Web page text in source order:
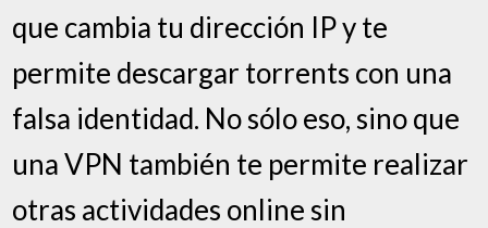
que cambia tu dirección IP y te
permite descargar torrents con una
falsa identidad. No sólo eso, sino que
una VPN también te permite realizar
otras actividades online sin